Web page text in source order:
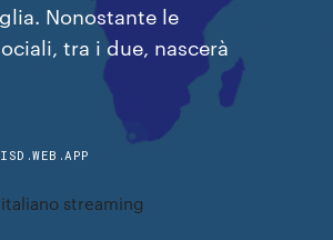
Nonostante le
tra i due, nascerà
streaming